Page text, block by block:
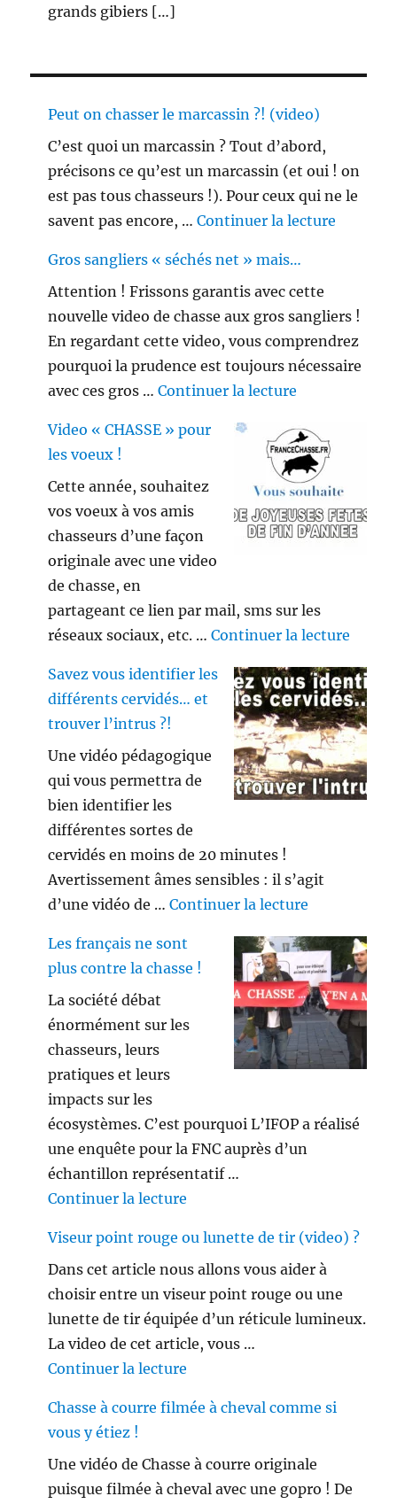
grands gibiers […]
Peut on chasser le marcassin ?! (video)
C’est quoi un marcassin ? Tout d’abord,
précisons ce qu’est un marcassin (et oui ! on
est pas tous chasseurs !). Pour ceux qui ne le
savent pas encore, …Continuer la lecture
Gros sangliers « séchés net » mais…
Attention ! Frissons garantis avec cette
nouvelle video de chasse aux gros sangliers !
En regardant cette video, vous comprendrez
pourquoi la prudence est toujours nécessaire
avec ces gros …Continuer la lecture
Video « CHASSE » pour
les voeux !
Cette année, souhaitez
vos voeux à vos amis
chasseurs d’une façon
originale avec une video
de chasse, en
partageant ce lien par mail, sms sur les
réseaux sociaux, etc. …Continuer la lecture
Savez vous identifier les
différents cervidés… et
trouver l’intrus ?!
Une vidéo pédagogique
qui vous permettra de
bien identifier les
différentes sortes de
cervidés en moins de 20 minutes !
Avertissement âmes sensibles : il s’agit
d’une vidéo de …Continuer la lecture
Les français ne sont
plus contre la chasse !
La société débat
énormément sur les
chasseurs, leurs
pratiques et leurs
impacts sur les
écosystèmes. C’est pourquoi L’IFOP a réalisé
une enquête pour la FNC auprès d’un
échantillon représentatif …
Continuer la lecture
Viseur point rouge ou lunette de tir (video) ?
Dans cet article nous allons vous aider à
choisir entre un viseur point rouge ou une
lunette de tir équipée d’un réticule lumineux.
La video de cet article, vous …
Continuer la lecture
Chasse à courre filmée à cheval comme si
vous y étiez !
Une vidéo de Chasse à courre originale
puisque filmée à cheval avec une gopro ! De